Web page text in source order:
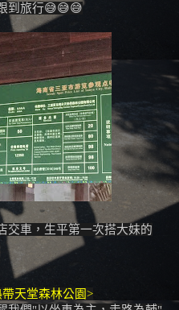
到旅行😅😅😅
交車，生平第一次搭大妹的
天堂森林公園>